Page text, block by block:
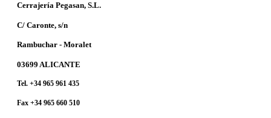
Cerrajería Pegasan, S.L.
C/ Caronte, s/n
Rambuchar - Moralet
03699 ALICANTE
Tel. +34 965 961 435
Fax +34 965 660 510